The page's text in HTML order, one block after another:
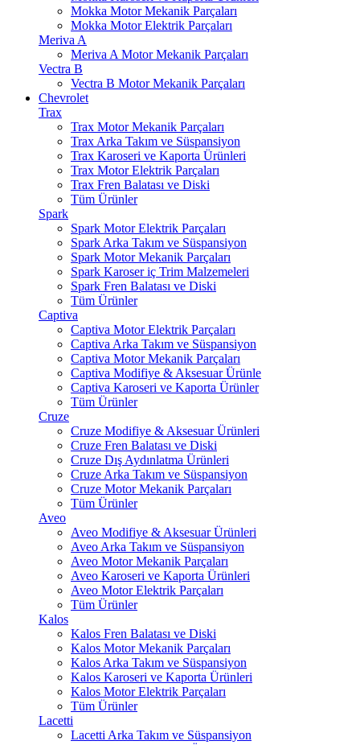
Mokka Motor Mekanik Parçaları
Mokka Motor Elektrik Parçaları
Meriva A
Meriva A Motor Mekanik Parçaları
Vectra B
Vectra B Motor Mekanik Parçaları
Chevrolet
Trax
Trax Motor Mekanik Parçaları
Trax Arka Takım ve Süspansiyon
Trax Karoseri ve Kaporta Ürünleri
Trax Motor Elektrik Parçaları
Trax Fren Balatası ve Diski
Tüm Ürünler
Spark
Spark Motor Elektrik Parçaları
Spark Arka Takım ve Süspansiyon
Spark Motor Mekanik Parçaları
Spark Karoser iç Trim Malzemeleri
Spark Fren Balatası ve Diski
Tüm Ürünler
Captiva
Captiva Motor Elektrik Parçaları
Captiva Arka Takım ve Süspansiyon
Captiva Motor Mekanik Parçaları
Captiva Modifiye & Aksesuar Ürünle
Captiva Karoseri ve Kaporta Ürünler
Tüm Ürünler
Cruze
Cruze Modifiye & Aksesuar Ürünleri
Cruze Fren Balatası ve Diski
Cruze Dış Aydınlatma Ürünleri
Cruze Arka Takım ve Süspansiyon
Cruze Motor Mekanik Parçaları
Tüm Ürünler
Aveo
Aveo Modifiye & Aksesuar Ürünleri
Aveo Arka Takım ve Süspansiyon
Aveo Motor Mekanik Parçaları
Aveo Karoseri ve Kaporta Ürünleri
Aveo Motor Elektrik Parçaları
Tüm Ürünler
Kalos
Kalos Fren Balatası ve Diski
Kalos Motor Mekanik Parçaları
Kalos Arka Takım ve Süspansiyon
Kalos Karoseri ve Kaporta Ürünleri
Kalos Motor Elektrik Parçaları
Tüm Ürünler
Lacetti
Lacetti Arka Takım ve Süspansiyon